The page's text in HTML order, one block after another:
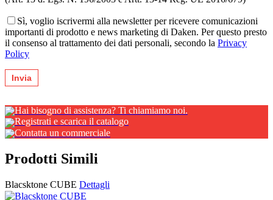
Sì, voglio iscrivermi alla newsletter per ricevere comunicazioni
importanti di prodotto e news marketing di Daken. Per questo presto
il consenso al trattamento dei dati personali, secondo la Privacy
Policy
Hai bisogno di assistenza? Ti chiamiamo noi.
Registrati e scarica il catalogo
Contatta un commerciale
Prodotti Simili
Blacsktone CUBE Dettagli